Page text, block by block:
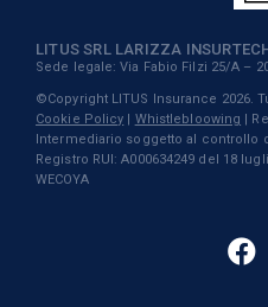
LITUS SRL LARIZZA
Sede legale: Via Fabio Filzi 25/A –
©Copyright LITUS Insurance 2026.
Cookie Policy | Whistlebloowing |
Intermediario soggetto al controllo
Registro RUI: A000634249 del 18
WECOYA